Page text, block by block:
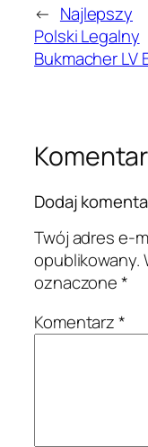
← Najlepszy
Polski Legalny
Bukmacher LV
Dodaj
Twój adres e-
opublikowany.
oznaczone*
Komentarz*